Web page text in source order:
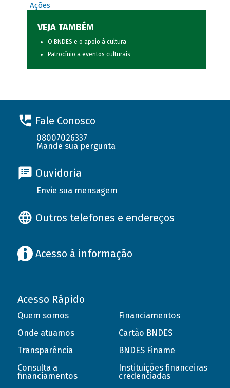
Ações
VEJA TAMBÉM
O BNDES e o apoio à cultura
Patrocínio a eventos culturais
Fale Conosco
08007026337
Mande sua pergunta
Ouvidoria
Envie sua mensagem
Outros telefones e endereços
Acesso à informação
Acesso Rápido
Quem somos
Onde atuamos
Transparência
Consulta a
financiamentos
Financiamentos
Cartão BNDES
BNDES Finame
Instituições financeiras
credenciadas